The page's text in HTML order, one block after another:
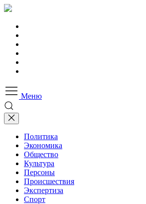
Меню
Политика
Экономика
Общество
Культура
Персоны
Происшествия
Экспертиза
Спорт